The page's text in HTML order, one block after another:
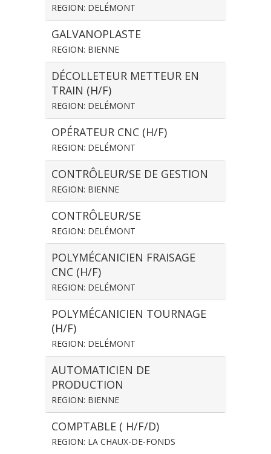
REGION: DELÉMONT
GALVANOPLASTE
REGION: BIENNE
DÉCOLLETEUR METTEUR EN
TRAIN (H/F)
REGION: DELÉMONT
OPÉRATEUR CNC (H/F)
REGION: DELÉMONT
CONTRÔLEUR/SE DE GESTION
REGION: BIENNE
CONTRÔLEUR/SE
REGION: DELÉMONT
POLYMÉCANICIEN FRAISAGE
CNC (H/F)
REGION: DELÉMONT
POLYMÉCANICIEN TOURNAGE
(H/F)
REGION: DELÉMONT
AUTOMATICIEN DE
PRODUCTION
REGION: BIENNE
COMPTABLE ( H/F/D)
REGION: LA CHAUX-DE-FONDS